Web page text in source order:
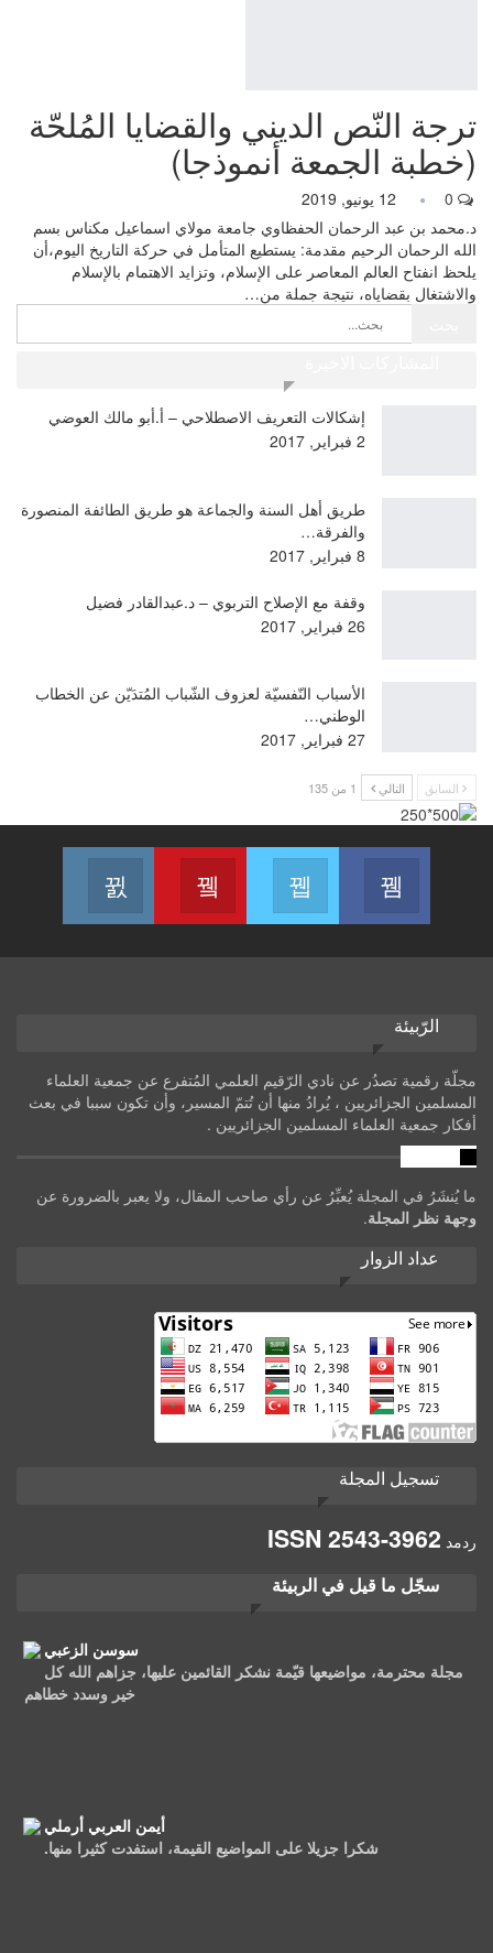
ترجة النّص الديني والقضايا المُلحّة
(خطبة الجمعة أنموذجا)
12 يونيو, 2019
د.محمد بن عبد الرحمان الحفظاوي جامعة مولاي اسماعيل مكناس بسم
الله الرحمان الرحيم مقدمة: يستطيع المتأمل في حركة التاريخ اليوم،أن
يلحظ انفتاح العالم المعاصر على الإسلام، وتزايد الاهتمام بالإسلام
والاشتغال بقضاياه، نتيجة جملة من…
إشكالات التعريف الاصطلاحي – أ.أبو مالك العوضي
2 فبراير, 2017
طريق أهل السنة والجماعة هو طريق الطائفة المنصورة
والفرقة…
8 فبراير, 2017
وقفة مع الإصلاح التربوي – د.عبدالقادر فضيل
26 فبراير, 2017
الأسباب النّفسيّة لعزوف الشّباب المُتدَيّن عن الخطاب
الوطني…
27 فبراير, 2017
السابق التالي 1 من 135
الرّبيئة
مجلّة رقمية تصدُر عن نادي الرّقيم العلمي المُتفرع عن جمعية العلماء
المسلمين الجزائريين ، يُرادُ منها أن تُتمّ المسير، وأن تكون سببا في بعث
أفكار جمعية العلماء المسلمين الجزائريين .
ما يُنشَرُ في المجلة يُعبِّرُ عن رأي صاحب المقال، ولا يعبر بالضرورة عن
وجهة نظر المجلة.
عداد الزوار
تسجيل المجلة
ردمد ISSN 2543-3962
سجّل ما قيل في الربيئة
سوسن الزعبي
مجلة محترمة، مواضيعها قيّمة نشكر القائمين عليها، جزاهم الله كل
خير وسدد خطاهم
أيمن العربي أرملي
شكرا جزيلا على المواضيع القيمة، استفدت كثيرا منها.